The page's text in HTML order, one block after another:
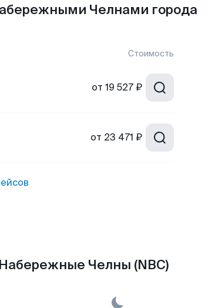
Челнами города
Стоимость
от 19 527 ₽
от 23 471 ₽
Челны (NBC)